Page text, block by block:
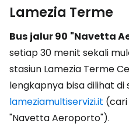
Lamezia Terme
Bus jalur 90 "Navetta
setiap 30 menit sekali
stasiun Lamezia Terme
lengkapnya bisa dilihat di
lameziamultiservizi.it
"Navetta Aeroporto").